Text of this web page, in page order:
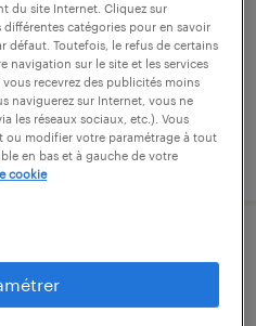
h)
du site Internet. Cliquez sur
différentes catégories pour en savoir
défaut. Toutefois, le refus de certains
navigation sur le site et les services
recevrez des publicités moins
naviguerez sur Internet, vous ne
les réseaux sociaux, etc.). Vous
ou modifier votre paramétrage à tout
en bas et à gauche de votre
cookie